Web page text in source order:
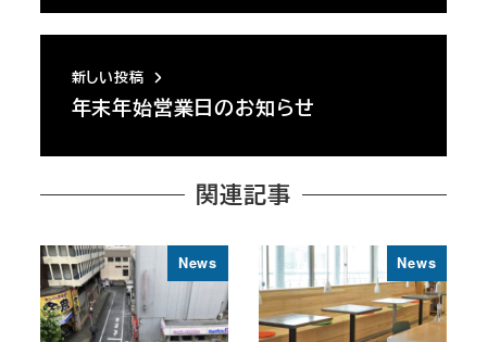
新しい投稿
年末年始営業日のお知らせ
関連記事
News News